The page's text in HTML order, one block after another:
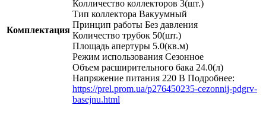
Комплектация
Колличество коллекторов 3(шт.)
Тип коллектора Вакуумный
Принцип работы Без давления
Количество трубок 50(шт.)
Площадь апертуры 5.0(кв.м)
Режим использования Сезонное
Объем расширительного бака 24.0(л)
Напряжение питания 220 В Подробнее:
https://prel.prom.ua/p276450235-cezonnij-pdgrv-
basejnu.html